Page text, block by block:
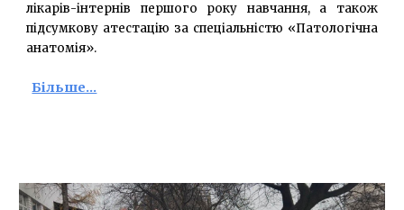
лікарів-інтернів першого року навчання, а також
підсумкову атестацію за спеціальністю «Патологічна
анатомія».
Більше...